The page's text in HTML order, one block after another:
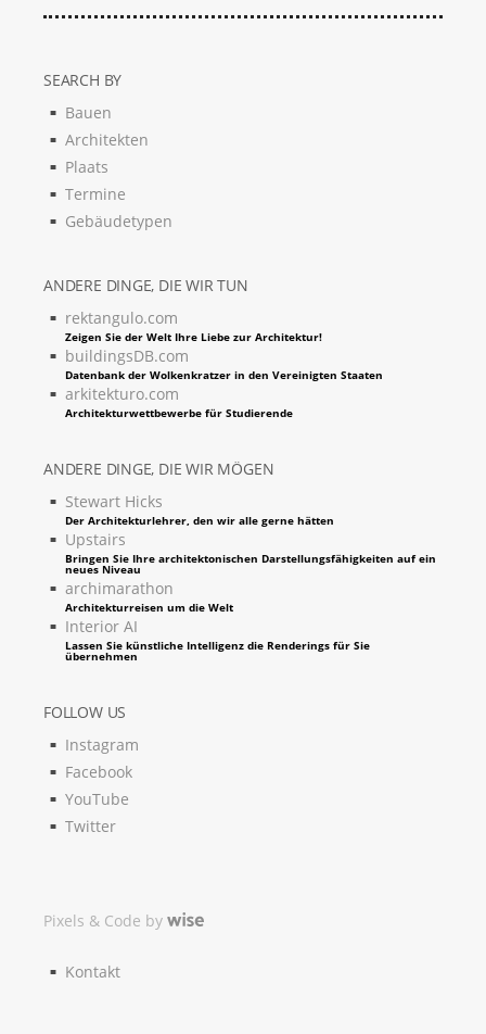
SEARCH BY
Bauen
Architekten
Plaats
Termine
Gebäudetypen
ANDERE DINGE, DIE WIR TUN
rektangulo.com
Zeigen Sie der Welt Ihre Liebe zur Architektur!
buildingsDB.com
Datenbank der Wolkenkratzer in den Vereinigten Staaten
arkitekturo.com
Architekturwettbewerbe für Studierende
ANDERE DINGE, DIE WIR MÖGEN
Stewart Hicks
Der Architekturlehrer, den wir alle gerne hätten
Upstairs
Bringen Sie Ihre architektonischen Darstellungsfähigkeiten auf ein
neues Niveau
archimarathon
Architekturreisen um die Welt
Interior AI
Lassen Sie künstliche Intelligenz die Renderings für Sie
übernehmen
FOLLOW US
Instagram
Facebook
YouTube
Twitter
Pixels & Code by
Kontakt